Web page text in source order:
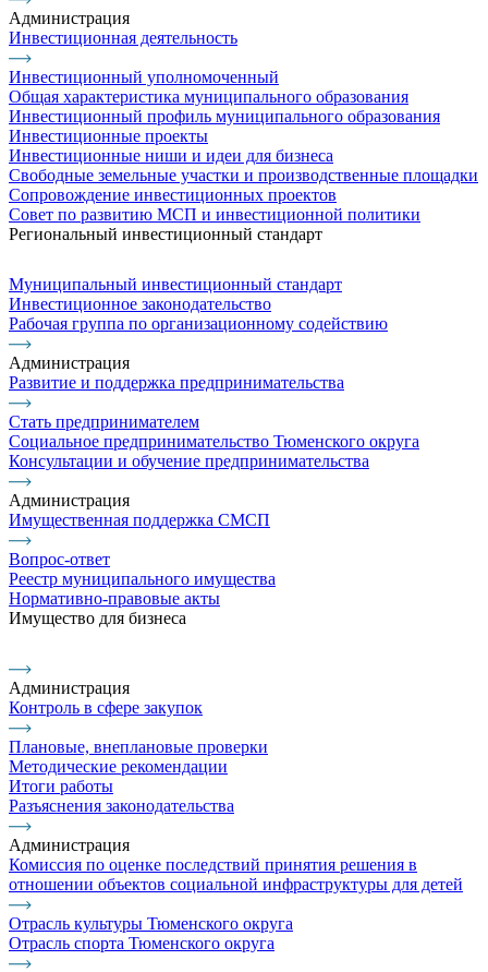
Администрация
Инвестиционная деятельность
Инвестиционный уполномоченный
Общая характеристика муниципального образования
Инвестиционный профиль муниципального образования
Инвестиционные проекты
Инвестиционные ниши и идеи для бизнеса
Свободные земельные участки и производственные площадки
Сопровождение инвестиционных проектов
Совет по развитию МСП и инвестиционной политики
Региональный инвестиционный стандарт
Муниципальный инвестиционный стандарт
Инвестиционное законодательство
Рабочая группа по организационному содействию
Администрация
Развитие и поддержка предпринимательства
Стать предпринимателем
Социальное предпринимательство Тюменского округа
Консультации и обучение предпринимательства
Администрация
Имущественная поддержка СМСП
Вопрос-ответ
Реестр муниципального имущества
Нормативно-правовые акты
Имущество для бизнеса
Администрация
Контроль в сфере закупок
Плановые, внеплановые проверки
Методические рекомендации
Итоги работы
Разъяснения законодательства
Администрация
Комиссия по оценке последствий принятия решения в
отношении объектов социальной инфраструктуры для детей
Отрасль культуры Тюменского округа
Отрасль спорта Тюменского округа